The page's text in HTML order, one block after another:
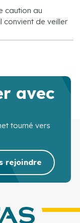
caution au
convient de veiller
avec
tourné vers
rejoindre